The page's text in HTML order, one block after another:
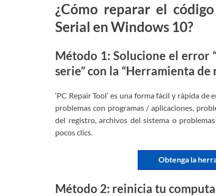
¿Cómo reparar el
Serial en Windows 10?
Método 1: Solucione el error
serie” con la “Herramienta de
‘PC Repair Tool’ es una forma fácil y rápida
problemas con programas / aplicaciones,
del registro, archivos del sistema o
pocos clics.
Obtenga la
Método 2: reinicia tu